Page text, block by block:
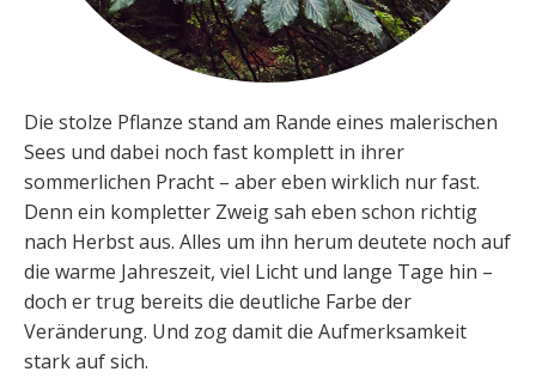
Die stolze Pflanze stand am Rande eines malerischen
Sees und dabei noch fast komplett in ihrer
sommerlichen Pracht – aber eben wirklich nur fast.
Denn ein kompletter Zweig sah eben schon richtig
nach Herbst aus. Alles um ihn herum deutete noch auf
die warme Jahreszeit, viel Licht und lange Tage hin –
doch er trug bereits die deutliche Farbe der
Veränderung. Und zog damit die Aufmerksamkeit
stark auf sich.